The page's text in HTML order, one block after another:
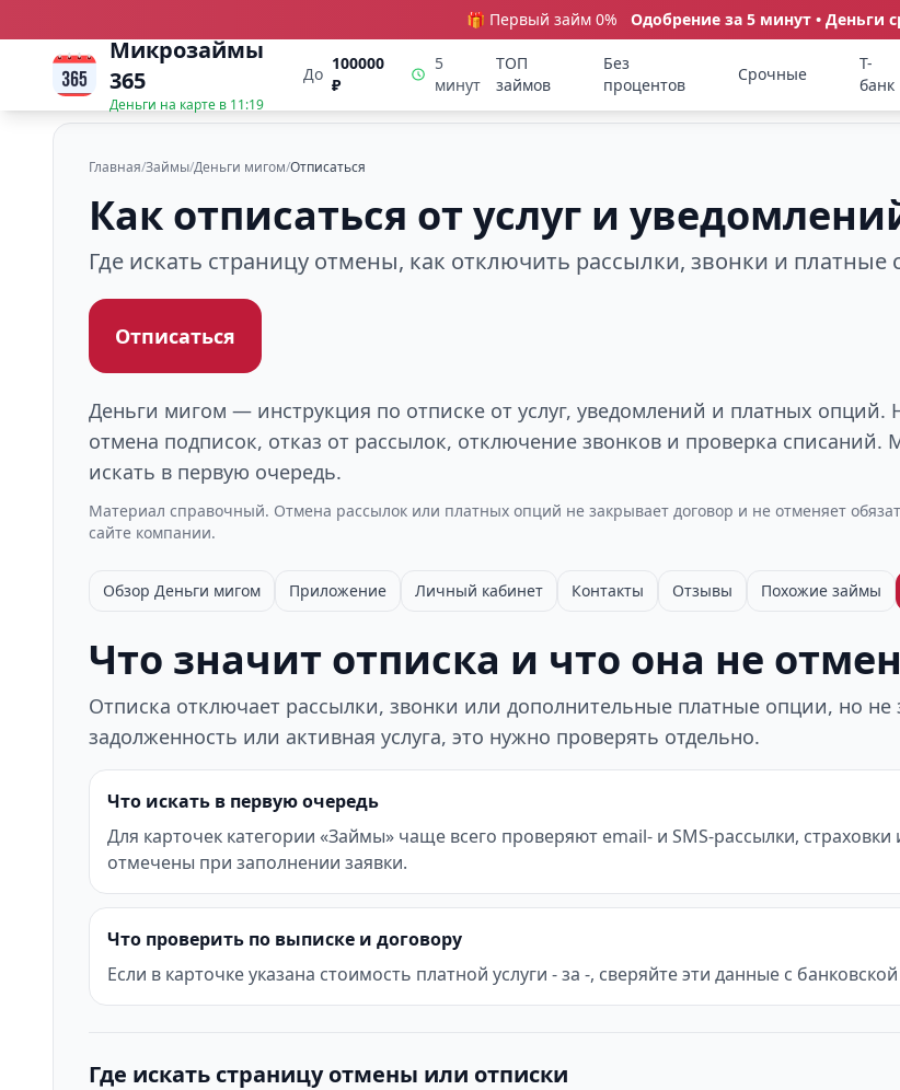
🎁 Первый займ 0% Одобрение за 5 минут • Деньги
Микрозаймы
365
Деньги на карте в 11:19
До
100000
₽
5
минут
ТОП
займов
Без
процентов
Срочные
Т-
банк
Главная/Займы/Деньги мигом/Отписаться
Как отписаться от услуг и
Где искать страницу отмены, как отключить рассылки, звонки и платные
Отписаться
Деньги мигом — инструкция по отписке от услуг, уведомлений и платных
отмена подписок, отказ от рассылок, отключение звонков и проверка
искать в первую очередь.
Материал справочный. Отмена рассылок или платных опций не закрывает договор и не отменяет
сайте компании.
Обзор Деньги мигом Приложение Личный кабинет Контакты Отзывы Похожие займы
Что значит отписка и что она не
Отписка отключает рассылки, звонки или дополнительные платные опции, но не
задолженность или активная услуга, это нужно проверять отдельно.
Что искать в первую очередь
Для карточек категории «Займы» чаще всего проверяют email- и SMS-рассылки,
отмечены при заполнении заявки.
Что проверить по выписке и договору
Если в карточке указана стоимость платной услуги - за -, сверяйте эти данные с
Где искать страницу отмены или отписки